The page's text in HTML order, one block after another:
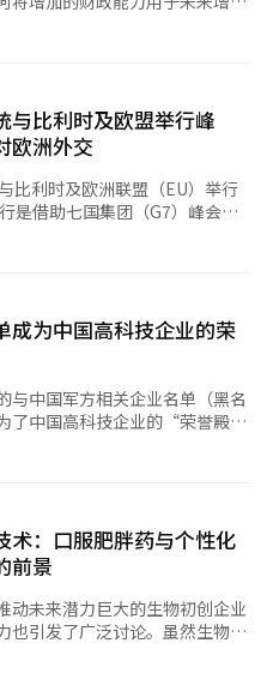
分之一将被锁定为法定支出。
认为，人口结构的变化将加大
压力也将随之加大。 未来
需求的缓冲工具。其目的是将
以减轻未来世代的税收负担。
收入储备在“政府养老金基金
利等国也通过财政稳定基金应
应对基金”中。他表示：“部分
金，但也会有一部分储备在新
并保持财政健康。然而，这种
资活跃度也难以期待。 另一
方式运用超额税收，进行积极
部分机构主张，政府应扮演一
半导体、生物等未来产业。新加
资领域涵盖金融、通信、先进
和政治责任问题。 此外，
角色分配可能会变得模糊。目
于海外资产。以超额税收为基
。 最终，超额税收
间保持平衡。未来应对基金可以
增加国家资产的可能性。 有
一种，而应考虑将部分资金储
。 韩国副总理兼财
尔青瓦台召开了扩大宏观财政金
洪根、金融委员会主席李亿权、
税收状况和脆弱领域的风险。
未来税收将增加，因此应将扩
未来投资。他们一致认为，资
，而非短期经济刺激或现金支
亿韩元）之后，再次达到历史
出现时，通常用于偿还国家债
的资金。疫情后，虽然有相当
，但也有不少评价认为这仅仅
人工智能、生物、能源、高端制
业的培育。利用半导体繁荣所
9日的就职
公布一项将实现增长战略大转
加的世界盈余金优先用于地方
算和国家债务偿还，因此在作为
额税收用于未来投资资金，必
和地方教育财政分配金法等。
围绕资金运用方式、投资对象和
。没有与政治界形成共识和社
与比利时及欧盟举行峰
欧洲外交
比利时及欧洲联盟（EU）举行
是借助七国集团（G7）峰会的
亚历克斯·德·克罗进行会
盟第二大港口安特卫普的物流
，这将有助于韩国企业“进军欧
盟常务主席安东尼奥·科斯塔
恩举行会谈。 这是韩国总统
外交，标志着李总统基于过去
活动。 会谈中将讨论与全球最
及在毒品、恐怖主义和跨国犯
朝鲜半岛及中东地区局势、能
成为中国高科技企业的荣
与中国军方相关企业名单（黑名
了中国高科技企业的“荣誉殿
里巴巴、百度、比亚迪等188
半导体、机器人、生物医药等
“越来越像是展示中国新质生产
评称这是一种“对中国企业的
的公然挑战”。 社评指
队无关的电子商务、搜索引擎
领域具有竞争力而被贴上‘与中
’的标签。”这反映了名单选
术：口服肥胖药与个性化
前景
动未来潜力巨大的生物初创企业
也引发了广泛讨论。虽然生物技
这些创新企业正在致力于将“注